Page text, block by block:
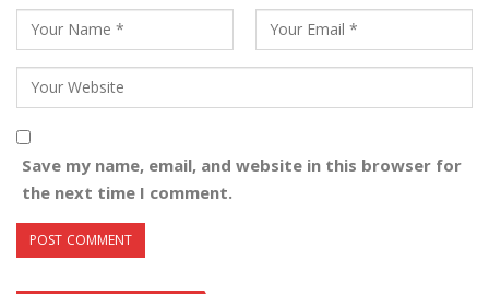
Save my name, email, and website in this browser for
the next time I comment.